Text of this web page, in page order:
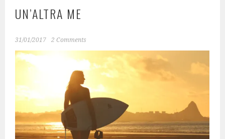
UN’ALTRA ME
31/01/2017 2 Comments